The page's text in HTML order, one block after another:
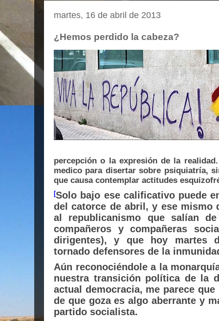
martes, 16 de abril de 2013
¿Hemos perdido la cabeza?
percepción o la expresión de la
medico para disertar sobre psiquiatría,
que causa contemplar actitudes
[Solo bajo ese calificativo puede
del catorce de abril, y ese mismo
al republicanismo que salían
compañeros y compañeras
dirigentes), y que hoy martes
tornado defensores de la
Aún reconociéndole a la
nuestra transición política de la
actual democracia, me parece
de que goza es algo aberrante y
partido socialista.